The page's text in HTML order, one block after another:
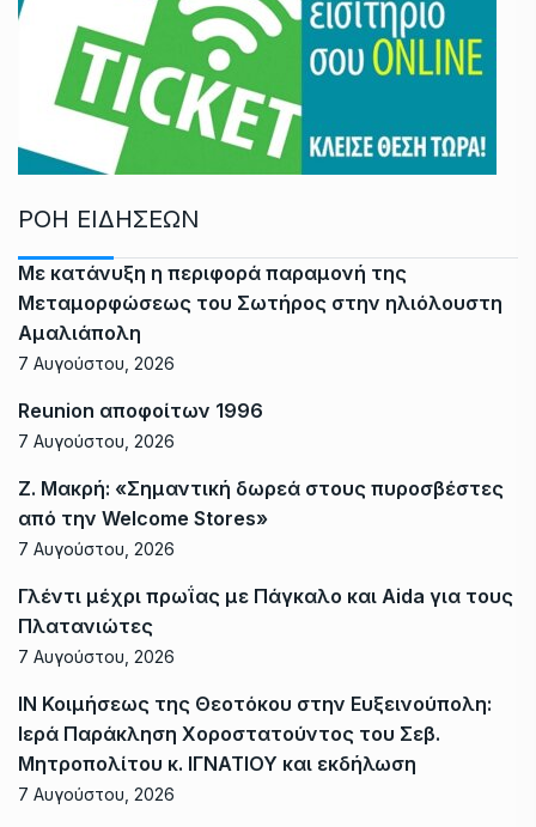
ΡΟΗ ΕΙΔΗΣΕΩΝ
Με κατάνυξη η περιφορά παραμονή της
Μεταμορφώσεως του Σωτήρος στην ηλιόλουστη
Αμαλιάπολη
7 Αυγούστου, 2026
Reunion αποφοίτων 1996
7 Αυγούστου, 2026
Ζ. Μακρή: «Σημαντική δωρεά στους πυροσβέστες
από την Welcome Stores»
7 Αυγούστου, 2026
Γλέντι μέχρι πρωΐας με Πάγκαλο και Aida για τους
Πλατανιώτες
7 Αυγούστου, 2026
ΙΝ Κοιμήσεως της Θεοτόκου στην Ευξεινούπολη:
Ιερά Παράκληση Χοροστατούντος του Σεβ.
Μητροπολίτου κ. ΙΓΝΑΤΙΟΥ και εκδήλωση
7 Αυγούστου, 2026